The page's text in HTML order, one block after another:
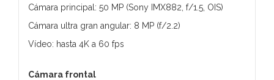
Cámara principal: 50 MP (Sony IMX882, f/1.5, OIS)
Cámara ultra gran angular: 8 MP (f/2.2)
Vídeo: hasta 4K a 60 fps
Cámara frontal